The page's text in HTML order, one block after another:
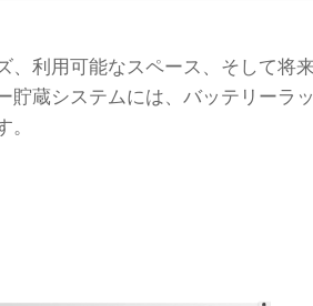
利用可能なスペース、そして将
蔵システムには、バッテリーラ
。